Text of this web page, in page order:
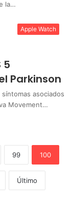
la…
Apple Watch
5
Parkinson
asociados
Movement…
99 100
Último